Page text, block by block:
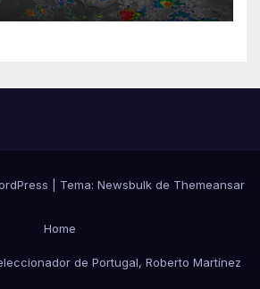
Tema: Newsbulkde Themeansar
Home
de Portugal, Roberto Martínez